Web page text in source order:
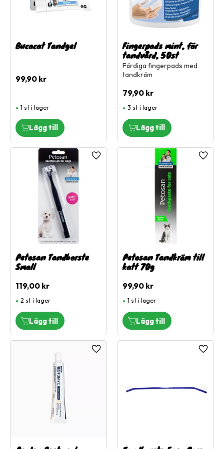
Bucacat Tandgel
99,90 kr
1 st i lager
Fingerpads mint, för
tandvård, 50st
Färdiga fingerpads med
tandkräm
79,90 kr
3 st i lager
Petosan Tandborste
Small
119,00 kr
Lägg till i favoriter
2 st i lager
Petosan Tandkräm till
katt 70g
99,90 kr
Lägg
1 st i lager
Lägg till i favoriter Lägg